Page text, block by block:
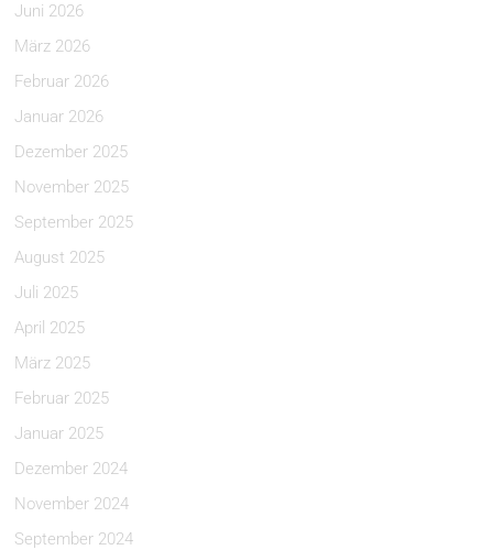
Juni 2026
März 2026
Februar 2026
Januar 2026
Dezember 2025
November 2025
September 2025
August 2025
Juli 2025
April 2025
März 2025
Februar 2025
Januar 2025
Dezember 2024
November 2024
September 2024